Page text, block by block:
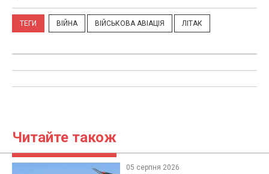
ТЕГИ ВІЙНА ВІЙСЬКОВА АВІАЦІЯ ЛІТАК
Читайте також
05 серпня 2026